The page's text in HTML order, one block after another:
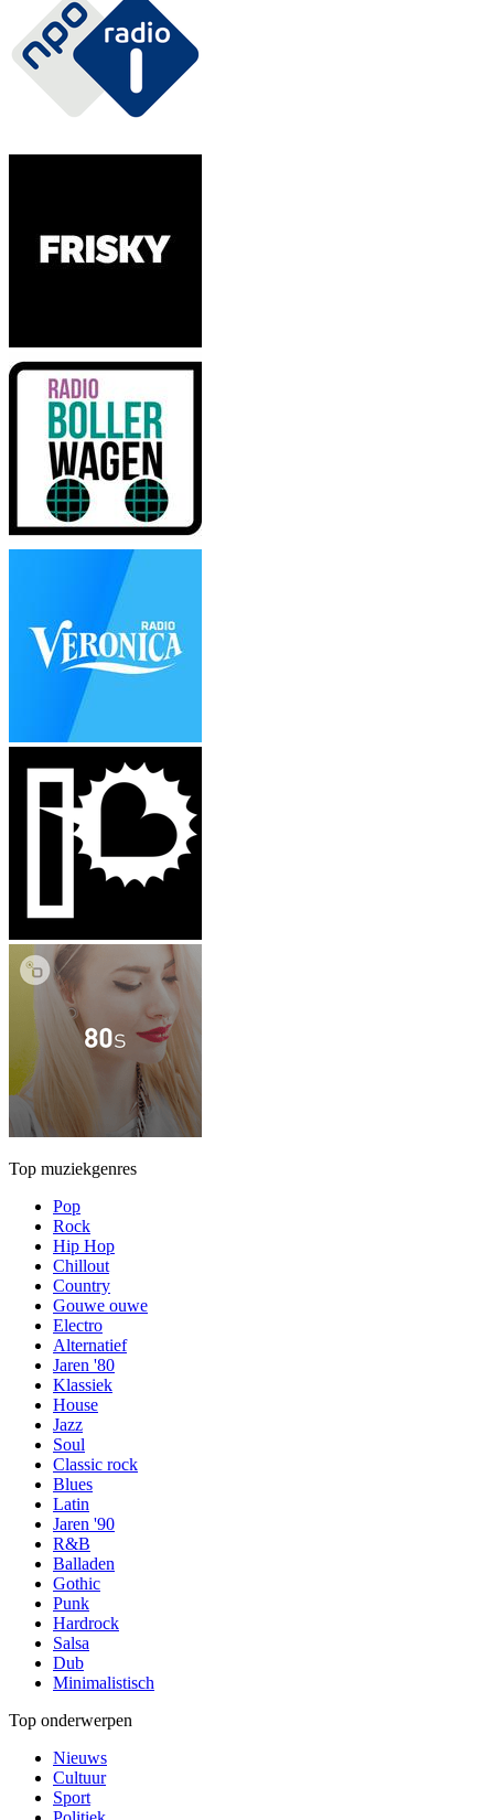
Top muziekgenres
Pop
Rock
Hip Hop
Chillout
Country
Gouwe ouwe
Electro
Alternatief
Jaren '80
Klassiek
House
Jazz
Soul
Classic rock
Blues
Latin
Jaren '90
R&B
Balladen
Gothic
Punk
Hardrock
Salsa
Dub
Minimalistisch
Top onderwerpen
Nieuws
Cultuur
Sport